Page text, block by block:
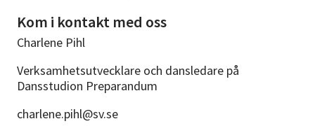
Kom i kontakt med oss
Charlene Pihl
Verksamhetsutvecklare och dansledare på
Dansstudion Preparandum
charlene.pihl@sv.se